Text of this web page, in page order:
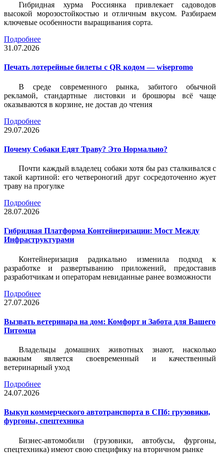
Гибридная хурма Россиянка привлекает садоводов
высокой морозостойкостью и отличным вкусом. Разбираем
ключевые особенности выращивания сорта.
Подробнее
31.07.2026
Печать лотерейные билеты c QR кодом — wisepromo
В среде современного рынка, забитого обычной
рекламой, стандартные листовки и брошюры всё чаще
оказываются в корзине, не достав до чтения
Подробнее
29.07.2026
Почему Собаки Едят Траву? Это Нормально?
Почти каждый владелец собаки хотя бы раз сталкивался с
такой картиной: его четвероногий друг сосредоточенно жует
траву на прогулке
Подробнее
28.07.2026
Гибридная Платформа Контейнеризации: Мост Между
Инфраструктурами
Контейнеризация радикально изменила подход к
разработке и развертыванию приложений, предоставив
разработчикам и операторам невиданные ранее возможности
Подробнее
27.07.2026
Вызвать ветеринара на дом: Комфорт и Забота для Вашего
Питомца
Владельцы домашних животных знают, насколько
важным является своевременный и качественный
ветеринарный уход
Подробнее
24.07.2026
Выкуп коммерческого автотранспорта в СПб: грузовики,
фургоны, спецтехника
Бизнес-автомобили (грузовики, автобусы, фургоны,
спецтехника) имеют свою специфику на вторичном рынке